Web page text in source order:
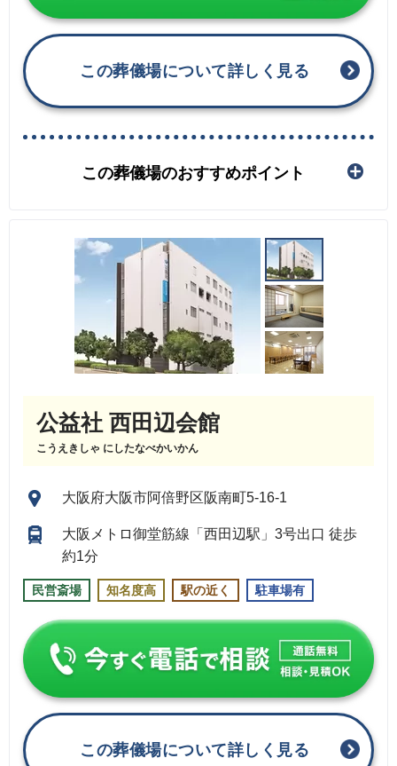
この葬儀場について詳しく見る
この葬儀場のおすすめポイント
公益社 西田辺会館
こうえきしゃ にしたなべかいかん
大阪府大阪市阿倍野区阪南町5-16-1
大阪メトロ御堂筋線「西田辺駅」3号出口 徒歩
約1分
民営斎場 知名度高 駅の近く 駐車場有
この葬儀場について詳しく見る